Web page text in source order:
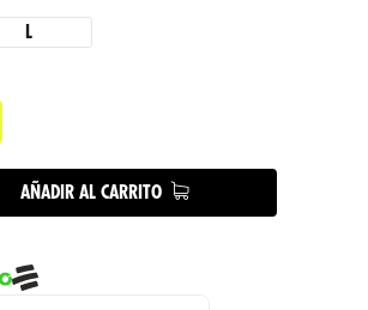
L
AÑADIR AL CARRITO